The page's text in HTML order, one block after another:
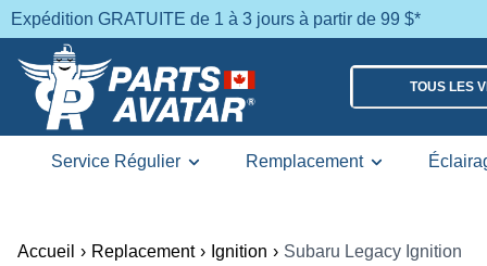
Expédition GRATUITE de 1 à 3 jours à partir de 99 $*
TOUS LES
Service Régulier Remplacement
Accueil › Replacement › Ignition › Subaru Legacy Ignition